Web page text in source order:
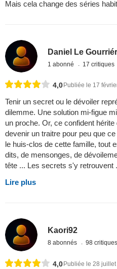
Mais cela change des séries
Daniel Le
1 abonné 17 critiques
4,0 Publiée le 17
Tenir un secret ou le dévoiler
dilemme. Une solution mi-figue
un proche. Or, ce confident
devenir un traitre pour peu que
le huis-clos de cette famille, tout
dits, de mensonges, de
tête ... Les secrets s'y retrouvent
Lire plus
Kaori92
8 abonnés 98 critiques
4,0Publiée le 28 juillet